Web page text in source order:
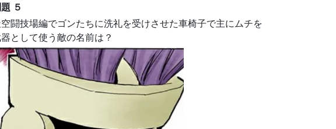
５
闘技場編でゴンたちに洗礼を受けさせた車椅子で主にムチを
として使う敵の名前は？